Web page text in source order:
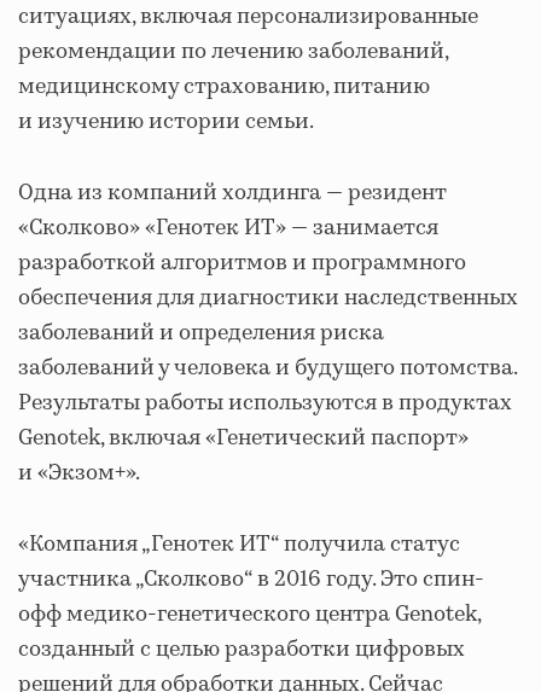
ситуациях, включая персонализированные
рекомендации по лечению заболеваний,
медицинскому страхованию, питанию
и изучению истории семьи.
Одна из компаний холдинга — резидент
«Сколково» «Генотек ИТ» — занимается
разработкой алгоритмов и программного
обеспечения для диагностики наследственных
заболеваний и определения риска
заболеваний у человека и будущего потомства.
Результаты работы используются в продуктах
Genotek, включая «Генетический паспорт»
и «Экзом+».
«Компания „Генотек ИТ“ получила статус
участника „Сколково“ в 2016 году. Это спин-
офф медико-генетического центра Genotek,
созданный с целью разработки цифровых
решений для обработки данных. Сейчас